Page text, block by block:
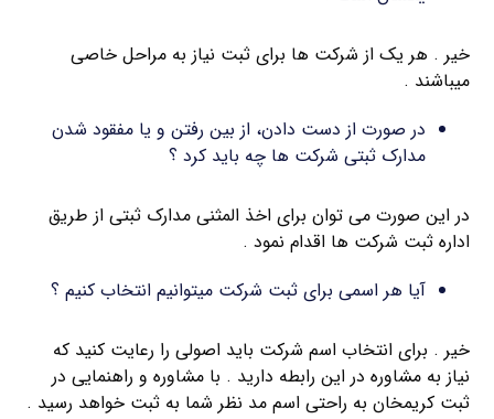
خیر . هر یک از شرکت ها برای ثبت نیاز به مراحل خاصی
میباشند .
در صورت از دست دادن، از بین رفتن و یا مفقود شدن
مدارک ثبتی شرکت ها چه باید کرد ؟
در این صورت می توان برای اخذ المثنی مدارک ثبتی از طریق
اداره ثبت شرکت ها اقدام نمود .
آیا هر اسمی برای ثبت شرکت میتوانیم انتخاب کنیم ؟
خیر . برای انتخاب اسم شرکت باید اصولی را رعایت کنید که
نیاز به مشاوره در این رابطه دارید . با مشاوره و راهنمایی در
ثبت کریمخان به راحتی اسم مد نظر شما به ثبت خواهد رسید .